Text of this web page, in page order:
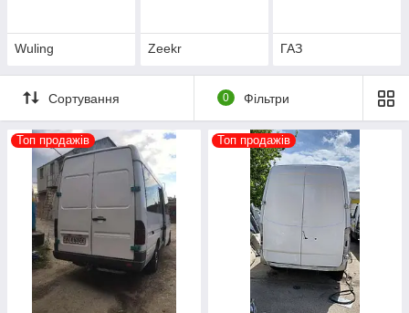
Wuling Zeekr ГАЗ
Сортування 0 Фільтри
Топ продажів Топ продажів